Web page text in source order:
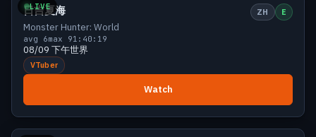
LIVE
日吉夏海 ZH E
Monster Hunter: World
avg 6max 91:40:19
08/09 下午世界
VTuber
Watch
Small 6 viewers